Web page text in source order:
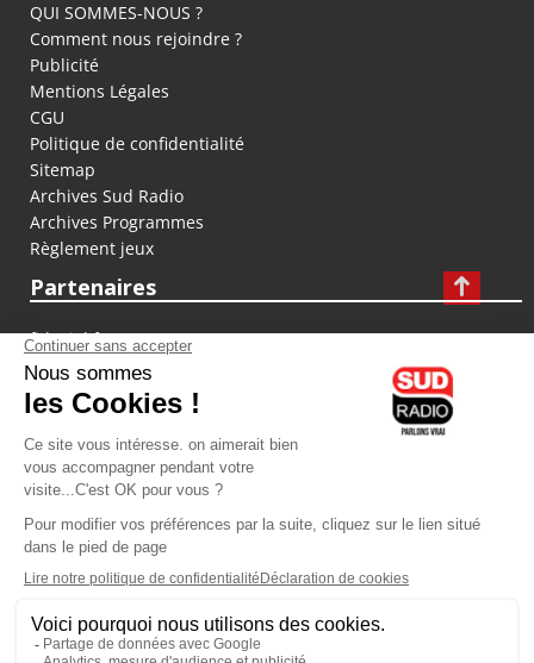
QUI SOMMES-NOUS ?
Comment nous rejoindre ?
Publicité
Mentions Légales
CGU
Politique de confidentialité
Sitemap
Archives Sud Radio
Archives Programmes
Règlement jeux
Partenaires
fiducial.fr
lyoncapitale.fr
olympique-et-lyonnais.com
L'application Iphone / Android
Téléchargez l'application
Les cookies
Gestion des cookies